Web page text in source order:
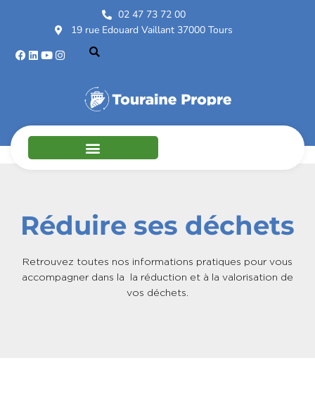
02 47 73 72 00
19 rue Edouard Vaillant 37000 Tours
Réduire ses déchets
Retrouvez toutes nos informations pratiques pour vous
accompagner dans la la réduction et à la valorisation de
vos déchets.